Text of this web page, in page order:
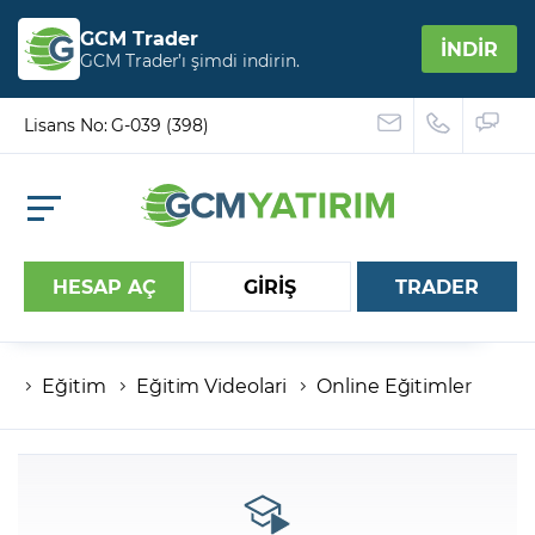
GCM Trader
GCM Trader’ı şimdi indirin. İNDİR
Lisans No: G-039 (398)
HESAP AÇ GİRİŞ
Hesap numaranız
Şifreniz
TRADER
Eğitim Eğitim Videolari Online Eğitimler